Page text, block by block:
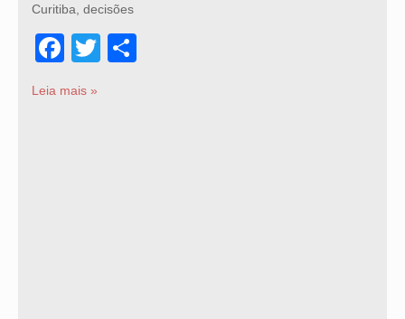
Curitiba, decisões
Facebook
Twitter
Leia mais »